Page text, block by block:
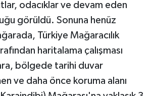
odacıklar ve devam eden
görüldü. Sonuna henüz
Türkiye Mağaracılık
haritalama çalışması
bölgede tarihi duvar
ve daha önce koruma alanı